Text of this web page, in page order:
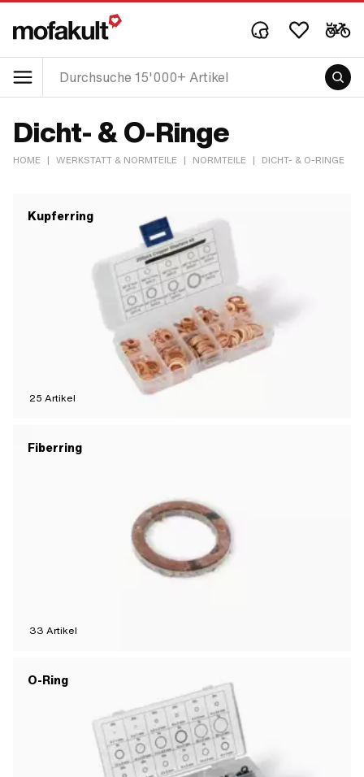
Dicht- & O-Ringe
HOME | WERKSTATT & NORMTEILE | NORMTEILE | DICHT- & O-RINGE
Kupferring
25 Artikel
Fiberring
33 Artikel
O-Ring